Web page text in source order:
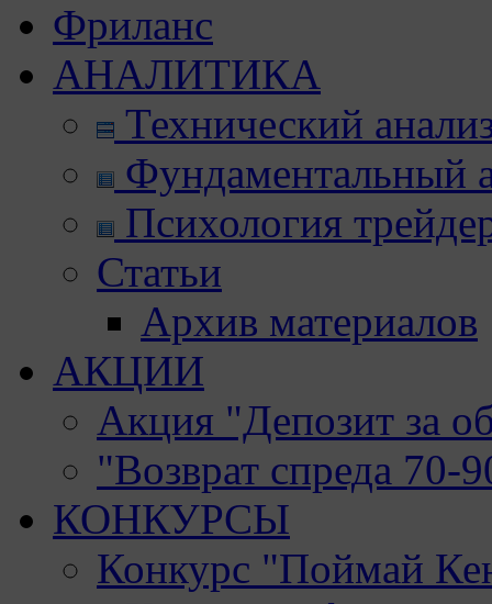
Фриланс
АНАЛИТИКА
Технический
Фундаментальный
Психология
Статьи
Архив материалов
АКЦИИ
Акция "Депозит за
"Возврат спреда 70-
КОНКУРСЫ
Конкурс "Поймай